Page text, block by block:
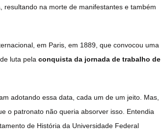
na morte de manifestantes e também
em Paris, em 1889, que convocou uma
luta pela conquista da jornada de trabalho de
adotando essa data, cada um de um jeito. Mas,
o patronato não queria absorver isso. Entendia
de História da Universidade Federal